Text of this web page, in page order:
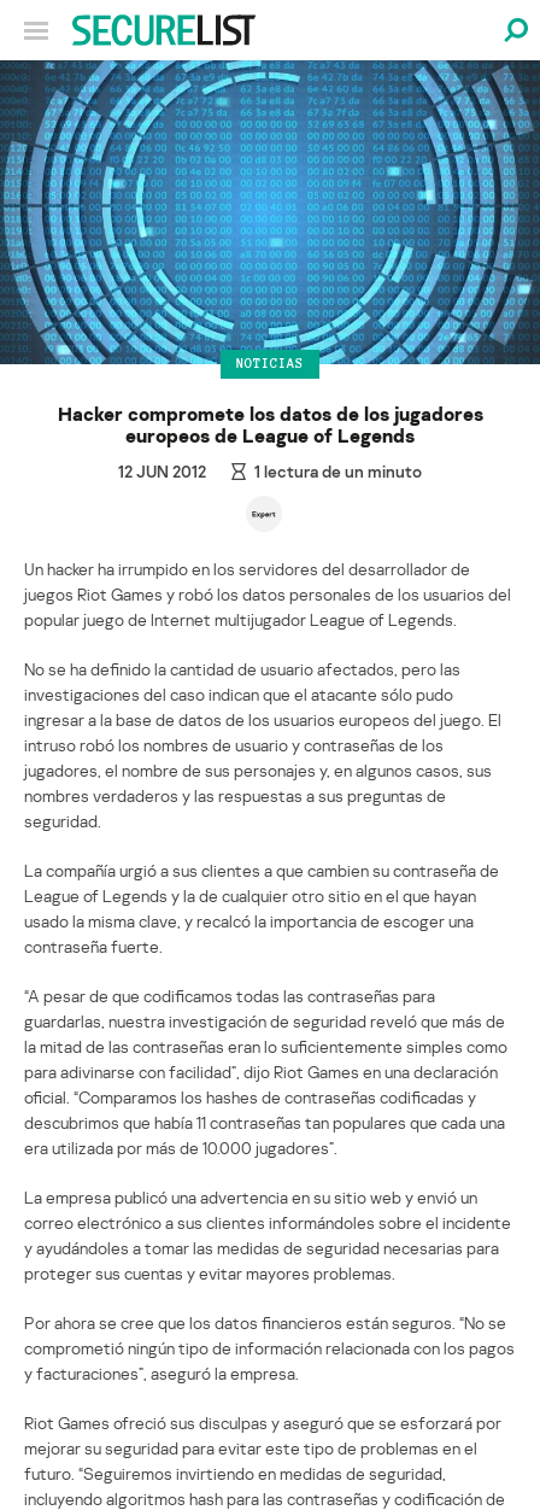
NOTICIAS
Hacker compromete los datos de los jugadores
europeos de League of Legends
12 JUN 2012 1 lectura de un minuto
Un hacker ha irrumpido en los servidores del desarrollador de
juegos Riot Games y robó los datos personales de los usuarios del
popular juego de Internet multijugador League of Legends.
No se ha definido la cantidad de usuario afectados, pero las
investigaciones del caso indican que el atacante sólo pudo
ingresar a la base de datos de los usuarios europeos del juego. El
intruso robó los nombres de usuario y contraseñas de los
jugadores, el nombre de sus personajes y, en algunos casos, sus
nombres verdaderos y las respuestas a sus preguntas de
seguridad.
La compañía urgió a sus clientes a que cambien su contraseña de
League of Legends y la de cualquier otro sitio en el que hayan
usado la misma clave, y recalcó la importancia de escoger una
contraseña fuerte.
“A pesar de que codificamos todas las contraseñas para
guardarlas, nuestra investigación de seguridad reveló que más de
la mitad de las contraseñas eran lo suficientemente simples como
para adivinarse con facilidad”, dijo Riot Games en una declaración
oficial. “Comparamos los hashes de contraseñas codificadas y
descubrimos que había 11 contraseñas tan populares que cada una
era utilizada por más de 10.000 jugadores”.
La empresa publicó una advertencia en su sitio web y envió un
correo electrónico a sus clientes informándoles sobre el incidente
y ayudándoles a tomar las medidas de seguridad necesarias para
proteger sus cuentas y evitar mayores problemas.
Por ahora se cree que los datos financieros están seguros. “No se
comprometió ningún tipo de información relacionada con los pagos
y facturaciones”, aseguró la empresa.
Riot Games ofreció sus disculpas y aseguró que se esforzará por
mejorar su seguridad para evitar este tipo de problemas en el
futuro. “Seguiremos invirtiendo en medidas de seguridad,
incluyendo algoritmos hash para las contraseñas y codificación de